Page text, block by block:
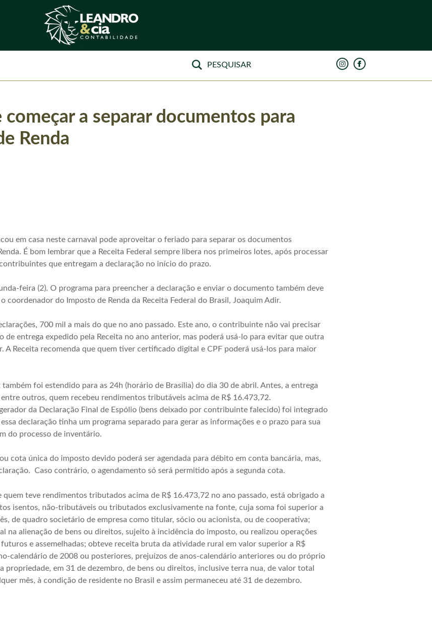
a separar documentos para
Renda
em casa neste carnaval pode aproveitar o feriado para separar os documentos
É bom lembrar que a Receita Federal sempre libera nos primeiros lotes, após processar
que entregam a declaração no início do prazo.
feira (2). O programa para preencher a declaração e enviar o documento também deve
coordenador do Imposto de Renda da Receita Federal do Brasil, Joaquim Adir.
700 mil a mais do que no ano passado. Este ano, o contribuinte não vai precisar
de entrega expedido pela Receita no ano anterior, mas poderá usá-lo para evitar que outra
A Receita recomenda que quem tiver certificado digital e CPF poderá usá-los para maior
foi estendido para as 24h (horário de Brasília) do dia 30 de abril. Antes, a entrega
outros, quem recebeu rendimentos tributáveis acima de R$ 16.473,72.
da Declaração Final de Espólio (bens deixado por contribuinte falecido) foi integrado
declaração tinha um programa separado para gerar as informações e o prazo para sua
do processo de inventário.
cota única do imposto devido poderá ser agendada para débito em conta bancária, mas,
Caso contrário, o agendamento só será permitido após a segunda cota.
quem teve rendimentos tributados acima de R$ 16.473,72 no ano passado, está obrigado a
isentos, não-tributáveis ou tributados exclusivamente na fonte, cuja soma foi superior a
de quadro societário de empresa como titular, sócio ou acionista, ou de cooperativa;
na alienação de bens ou direitos, sujeito à incidência do imposto, ou realizou operações
e assemelhadas; obteve receita bruta da atividade rural em valor superior a R$
calendário de 2008 ou posteriores, prejuízos de anos-calendário anteriores ou do próprio
propriedade, em 31 de dezembro, de bens ou direitos, inclusive terra nua, de valor total
mês, à condição de residente no Brasil e assim permaneceu até 31 de dezembro.